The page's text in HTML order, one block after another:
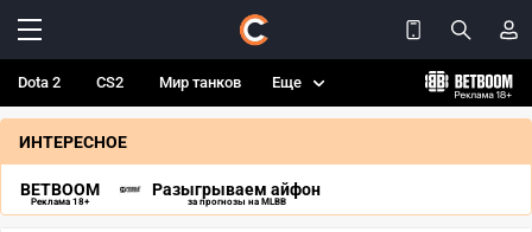
Dota 2 CS2 Мир танков Еще
ИНТЕРЕСНОЕ
BETBOOM
Реклама 18+
Разыгрываем айфон
за прогнозы на MLBB